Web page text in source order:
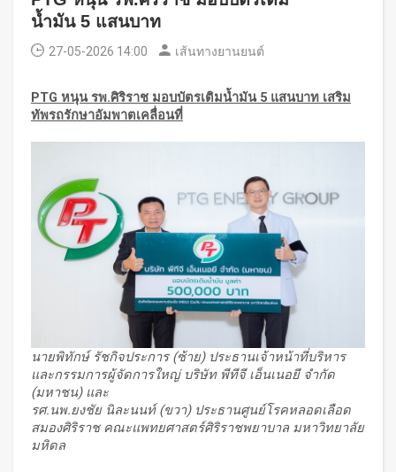
น้ำมัน 5 แสนบาท
27-05-2026 14:00 เส้นทางยานยนต์
PTG หนุน รพ.ศิริราช มอบบัตรเติมน้ำมัน 5 แสนบาท เสริม
ทัพรถรักษาอัมพาตเคลื่อนที่
นายพิทักษ์ รัชกิจประการ (ซ้าย) ประธานเจ้าหน้าที่บริหาร
และกรรมการผู้จัดการใหญ่ บริษัท พีทีจี เอ็นเนอยี จำกัด
(มหาชน) และ
รศ.นพ.ยงชัย นิละนนท์ (ขวา) ประธานศูนย์โรคหลอดเลือด
สมองศิริราช คณะแพทยศาสตร์ศิริราชพยาบาล มหาวิทยาลัย
มหิดล